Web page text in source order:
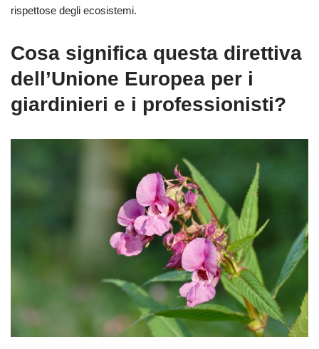
rispettose degli ecosistemi.
Cosa significa questa direttiva
dell’Unione Europea per i
giardinieri e i professionisti?